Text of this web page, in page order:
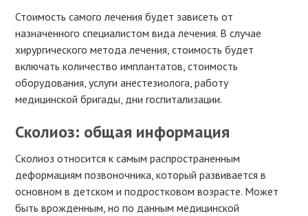
Стоимость самого лечения будет зависеть от
назначенного специалистом вида лечения. В случае
хирургического метода лечения, стоимость будет
включать количество имплантатов, стоимость
оборудования, услуги анестезиолога, работу
медицинской бригады, дни госпитализации.
Сколиоз: общая информация
Сколиоз относится к самым распространенным
деформациям позвоночника, который развивается в
основном в детском и подростковом возрасте. Может
быть врожденным, но по данным медицинской